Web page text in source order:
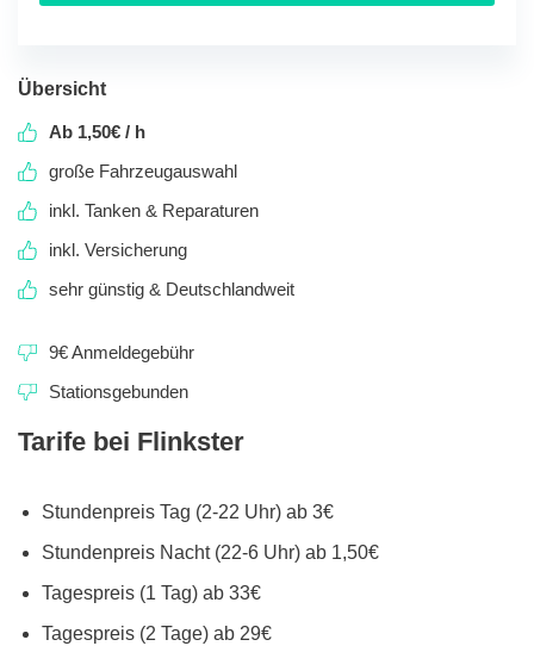
Übersicht
Ab 1,50€ / h
große Fahrzeugauswahl
inkl. Tanken & Reparaturen
inkl. Versicherung
sehr günstig & Deutschlandweit
9€ Anmeldegebühr
Stationsgebunden
Tarife bei Flinkster
Stundenpreis Tag (2-22 Uhr) ab 3€
Stundenpreis Nacht (22-6 Uhr) ab 1,50€
Tagespreis (1 Tag) ab 33€
Tagespreis (2 Tage) ab 29€